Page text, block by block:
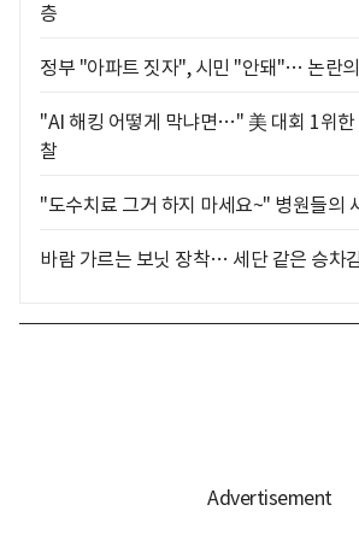
층
정부 "아파트 짓자", 시민 "안돼"… 논란
"AI 해킹 어떻게 막냐면…" 美 대회 1위한
찰
"도수치료 그거 하지 마세요~" 병원들의
바람 가르는 보닛 장착… 세단 같은 승차